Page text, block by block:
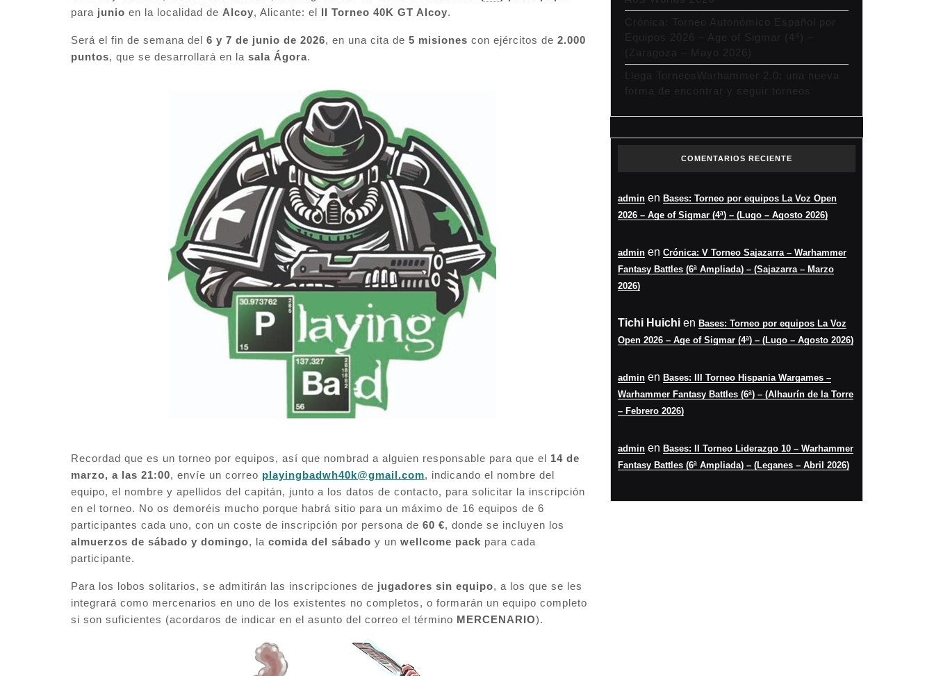
para junio en la localidad de Alcoy, Alicante: el II Torneo 40K GT Alcoy.
Será el fin de semana del 6 y 7 de junio de 2026, en una cita de 5 misiones con ejércitos de 2.000
puntos, que se desarrollará en la sala Ágora.
Recordad que es un torneo por equipos, así que nombrad a alguien responsable para que el 14 de
marzo, a las 21:00, envíe un correo playingbadwh40k@gmail.com, indicando el nombre del
equipo, el nombre y apellidos del capitán, junto a los datos de contacto, para solicitar la inscripción
en el torneo. No os demoréis mucho porque habrá sitio para un máximo de 16 equipos de 6
participantes cada uno, con un coste de inscripción por persona de 60 €, donde se incluyen los
almuerzos de sábado y domingo, la comida del sábado y un wellcome pack para cada
participante.
Para los lobos solitarios, se admitirán las inscripciones de jugadores sin equipo, a los que se les
integrará como mercenarios en uno de los existentes no completos, o formarán un equipo completo
si son suficientes (acordaros de indicar en el asunto del correo el término MERCENARIO).
Crónica: Torneo Autonómico Español por
Equipos 2026 – Age of Sigmar (4ª) –
(Zaragoza – Mayo 2026)
Llega TorneosWarhammer 2.0: una nueva
forma de encontrar y seguir torneos
COMENTARIOS RECIENTE
admin en Bases: Torneo por equipos La Voz Open
2026 – Age of Sigmar (4ª) – (Lugo – Agosto 2026)
admin en Crónica: V Torneo Sajazarra – Warhammer
Fantasy Battles (6ª Ampliada) – (Sajazarra – Marzo
2026)
Tichi Huichi en Bases: Torneo por equipos La Voz
Open 2026 – Age of Sigmar (4ª) – (Lugo – Agosto 2026)
admin en Bases: III Torneo Hispania Wargames –
Warhammer Fantasy Battles (6ª) – (Alhaurín de la Torre
– Febrero 2026)
admin en Bases: II Torneo Liderazgo 10 – Warhammer
Fantasy Battles (6ª Ampliada) – (Leganes – Abril 2026)